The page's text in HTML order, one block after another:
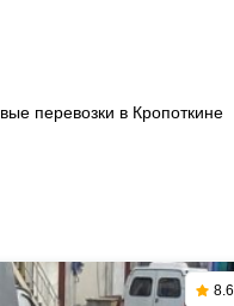
перевозки в Кропоткине
8.6